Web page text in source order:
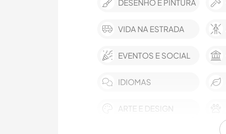
DESENHO E PINTURA
VIDA NA ESTRADA
EVENTOS E SOCIAL
IDIOMAS
ARTE E DESIGN